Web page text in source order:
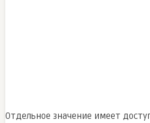
Отдельное значение имеет